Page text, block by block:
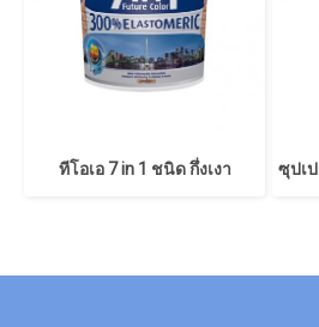
ทีโอเอ 7 in 1 ชนิด กึ่งเงา